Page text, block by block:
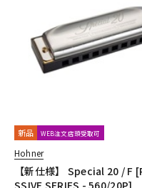
新品 WEB注文店頭受取可
Hohner
【新仕様】 Special 20 / F